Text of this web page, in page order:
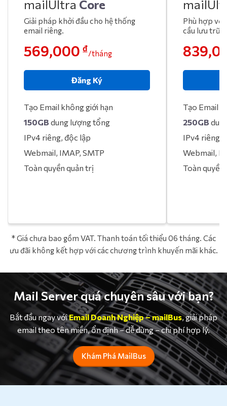
mailUltra Core
Giải pháp khởi đầu cho hệ thống
email riêng.
569,000 đ
/tháng
Đăng Ký
Tạo Email không giới hạn
150GB dung lượng tổng
IPv4 riêng, độc lập
Webmail, IMAP, SMTP
Toàn quyền quản trị
Phù hợp với
cầu lưu trữ
Tạo Email
250GB
IPv4 riêng,
Webmail,
Toàn quyền
* Giá chưa bao gồm VAT. Thanh toán tối thiểu 06 tháng. Các
ưu đãi không kết hợp với các chương trình khuyến mãi khác.
Mail Server quá chuyên sâu với bạn?
Bắt đầu ngay vớiEmail Doanh Nghiệp – mailBus, giải pháp
email theo tên miền, ổn định – dễ dùng – chi phí hợp lý.
Khám Phá MailBus